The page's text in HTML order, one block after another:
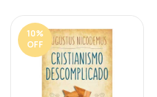
10%
OFF